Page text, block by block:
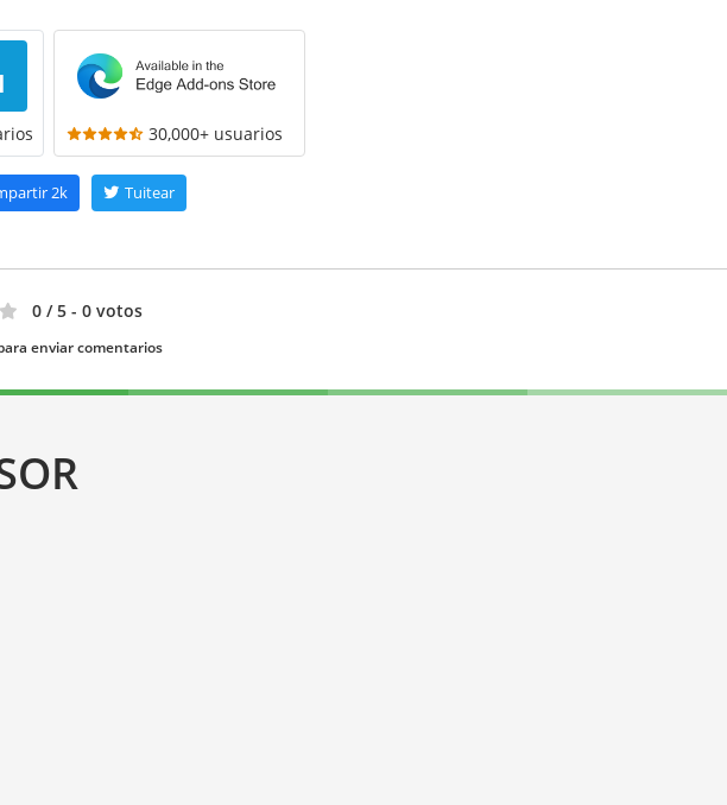
30,000+ usuarios
2k Tuitear
0 / 5 - 0 votos
enviar comentarios